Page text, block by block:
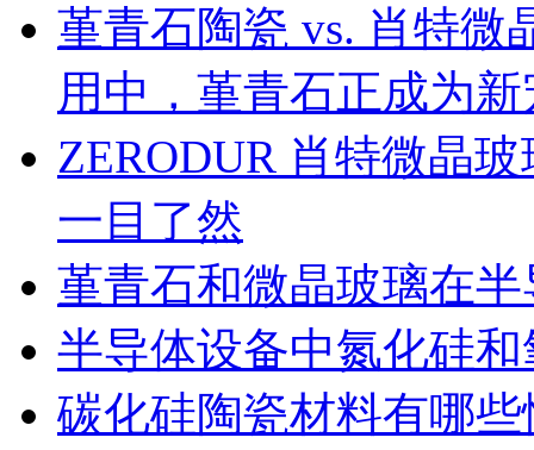
堇青石陶瓷 vs. 肖特微
用中，堇青石正成为
ZERODUR 肖特微晶
一目了然
堇青石和微晶玻璃在
半导体设备中氮化硅
碳化硅陶瓷材料有哪